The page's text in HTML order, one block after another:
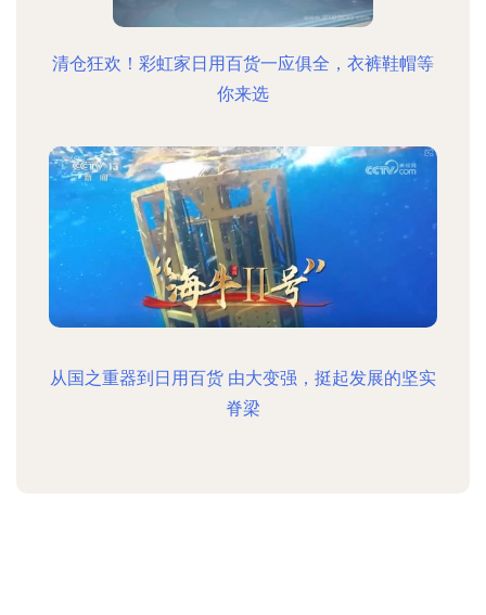
清仓狂欢！彩虹家日用百货一应俱全，衣裤鞋帽等
你来选
从国之重器到日用百货 由大变强，挺起发展的坚实
脊梁